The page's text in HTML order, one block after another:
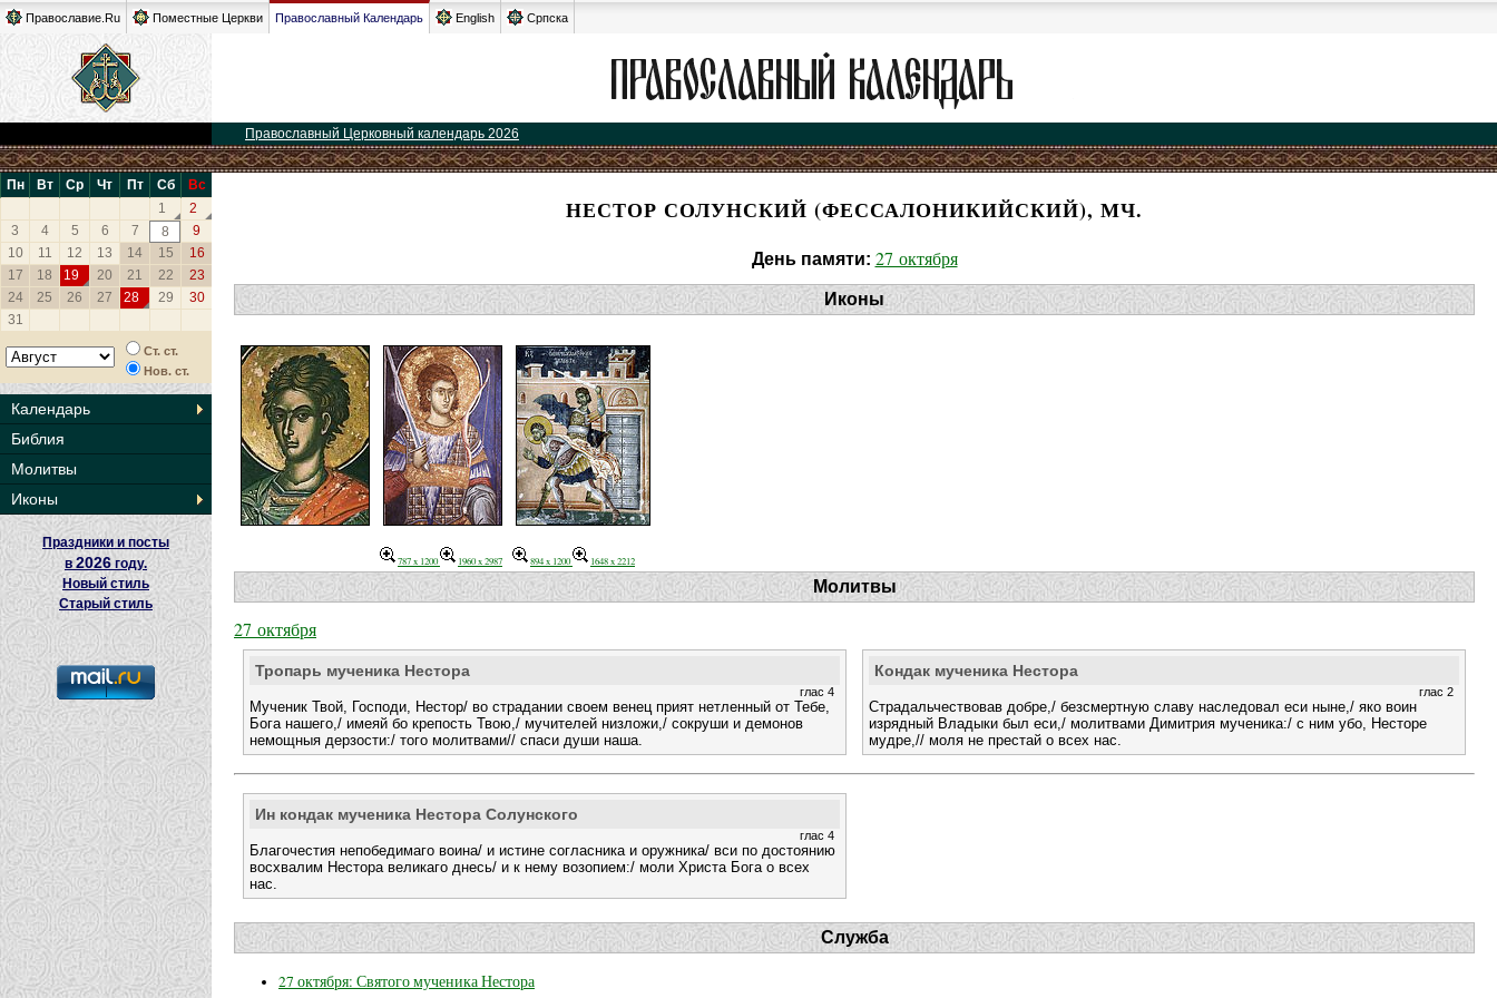
Православие.Ru Поместные Церкви Православный Календарь English Српска
Православный Церковный календарь 2026
Пн Вт Ср Чт Пт Сб
Вс
1
2
3
4 5 6 7 8
9
10
11 12 13 14 15
16
17
18 19 20 21 22
23
24
25 26 27 28 29
30
31
Ст. ст.
Нов. ст.
Календарь
Библия
Молитвы
Иконы
Праздники и посты
в2026 году.
Новый стиль
Старый стиль
НЕСТОР СОЛУНСКИЙ (ФЕССАЛОНИКИЙСКИЙ), МЧ.
День памяти: 27 октября
Иконы
787 x 1200 1960 x 2987 894 x 1200 1648 x 2212
Молитвы
27 октября
Тропарь мученика Нестора
глас 4
Мученик Твой, Господи, Нестор/ во страдании своем венец прият нетленный от Тебе,
Бога нашего,/ имеяй бо крепость Твою,/ мучителей низложи,/ сокруши и демонов
немощныя дерзости:/ того молитвами// спаси души наша.
Кондак мученика Нестора
глас 2
Страдальчествовав добре,/ безсмертную славу наследовал еси ныне,/ яко воин
изрядный Владыки был еси,/ молитвами Димитрия мученика:/ с ним убо, Несторе
мудре,// моля не престай о всех нас.
Ин кондак мученика Нестора Солунского
глас 4
Благочестия непобедимаго воина/ и истине согласника и оружника/ вси по достоянию
восхвалим Нестора великаго днесь/ и к нему возопием:/ моли Христа Бога о всех
нас.
Служба
27 октября: Святого мученика Нестора